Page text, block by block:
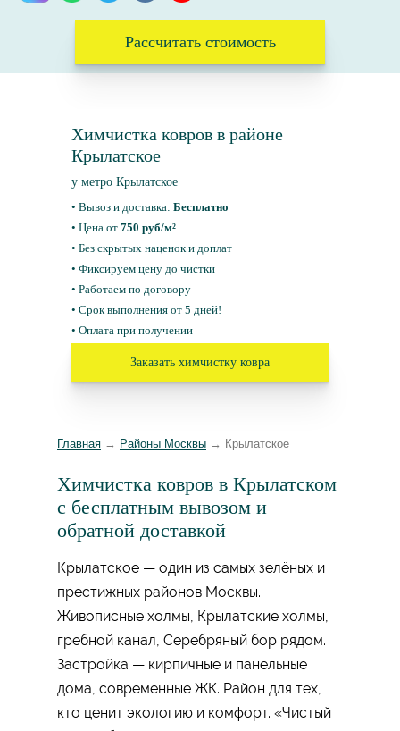
Рассчитать стоимость
Химчистка ковров в районе
Крылатское
у метро Крылатское
• Вывоз и доставка: Бесплатно
• Цена от 750 руб/м²
• Без скрытых наценок и доплат
• Фиксируем цену до чистки
• Работаем по договору
• Срок выполнения от 5 дней!
• Оплата при получении
Заказать химчистку ковра
Главная → Районы Москвы → Крылатское
Химчистка ковров в Крылатском
с бесплатным вывозом и
обратной доставкой
Крылатское — один из самых зелёных и
престижных районов Москвы.
Живописные холмы, Крылатские холмы,
гребной канал, Серебряный бор рядом.
Застройка — кирпичные и панельные
дома, современные ЖК. Район для тех,
кто ценит экологию и комфорт. «Чистый